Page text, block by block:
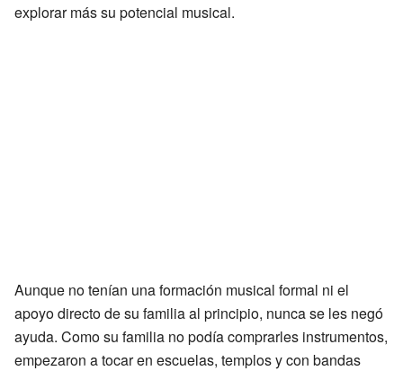
explorar más su potencial musical.
Aunque no tenían una formación musical formal ni el
apoyo directo de su familia al principio, nunca se les negó
ayuda. Como su familia no podía comprarles instrumentos,
empezaron a tocar en escuelas, templos y con bandas